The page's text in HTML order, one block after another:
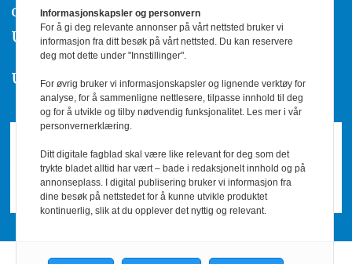
også klage inn saker til Pressens Faglige
Utvalg,www.pfu.no.
Utgiver: PBL
Informasjonskapsler og personvern
For å gi deg relevante annonser på vårt nettsted bruker vi
informasjon fra ditt besøk på vårt nettsted. Du kan reservere
deg mot dette under "Innstillinger".
For øvrig bruker vi informasjonskapsler og lignende verktøy for
analyse, for å sammenligne nettlesere, tilpasse innhold til deg
og for å utvikle og tilby nødvendig funksjonalitet. Les mer i vår
personvernerklæring.
Ditt digitale fagblad skal være like relevant for deg som det
trykte bladet alltid har vært – bade i redaksjonelt innhold og på
annonseplass. I digital publisering bruker vi informasjon fra
dine besøk på nettstedet for å kunne utvikle produktet
kontinuerlig, slik at du opplever det nyttig og relevant.